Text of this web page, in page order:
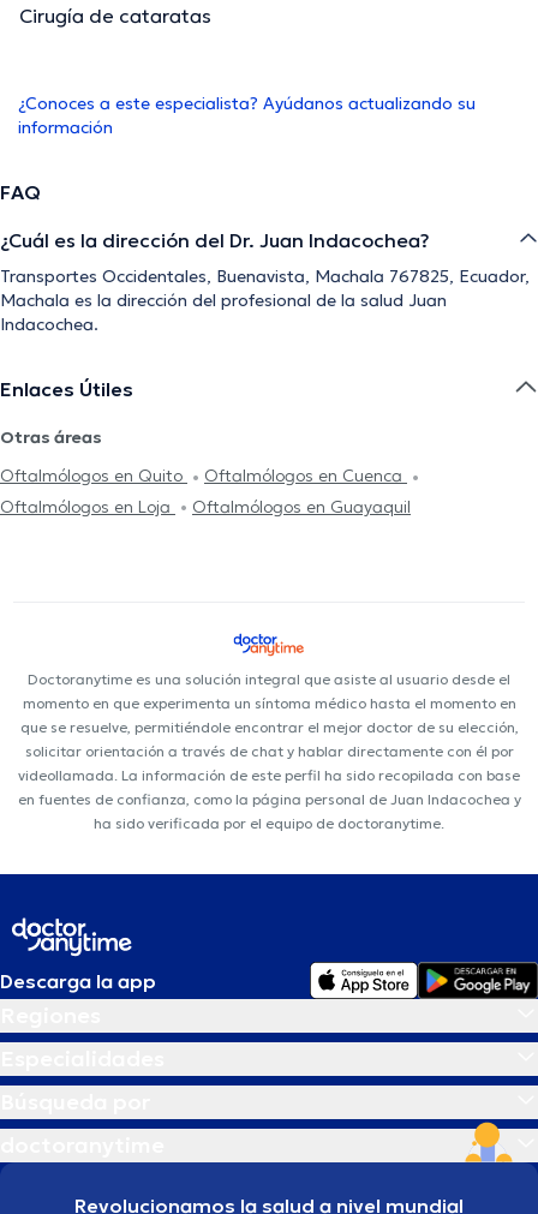
Cirugía de cataratas
¿Conoces a este especialista? Ayúdanos actualizando su
información
FAQ
¿Cuál es la dirección del Dr. Juan Indacochea?
Transportes Occidentales, Buenavista, Machala 767825, Ecuador,
Machala es la dirección del profesional de la salud Juan
Indacochea.
Enlaces Útiles
Otras áreas
Oftalmólogos en Quito
Oftalmólogos en Cuenca
Oftalmólogos en Loja
Oftalmólogos en Guayaquil
Doctoranytime es una solución integral que asiste al usuario desde el
momento en que experimenta un síntoma médico hasta el momento en
que se resuelve, permitiéndole encontrar el mejor doctor de su elección,
solicitar orientación a través de chat y hablar directamente con él por
videollamada. La información de este perfil ha sido recopilada con base
en fuentes de confianza, como la página personal de Juan Indacochea y
ha sido verificada por el equipo de doctoranytime.
Descarga la app
Revolucionamos la salud a nivel mundial